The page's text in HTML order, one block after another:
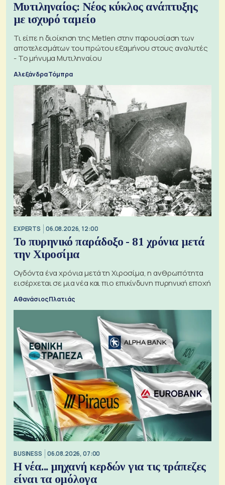
Μυτιληναίος: Νέος κύκλος ανάπτυξης
με ισχυρό ταμείο
Τι είπε η διοίκηση της Metlen στην παρουσίαση των
αποτελεσμάτων του πρώτου εξαμήνου στους αναλυτές
- Το μήνυμα Μυτιληναίου
Αλεξάνδρα Τόμπρα
EXPERTS 06.08.2026, 12:00
Το πυρηνικό παράδοξο - 81 χρόνια μετά
την Χιροσίμα
Ογδόντα ένα χρόνια μετά τη Χιροσίμα, η ανθρωπότητα
εισέρχεται σε μια νέα και πιο επικίνδυνη πυρηνική εποχή
Αθανάσιος Πλατιάς
BUSINESS 06.08.2026, 07:00
Η νέα... μηχανή κερδών για τις τράπεζες
είναι τα ομόλογα